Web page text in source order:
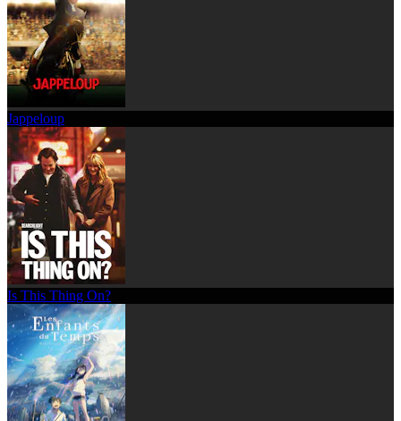
Jappeloup
Is This Thing On?